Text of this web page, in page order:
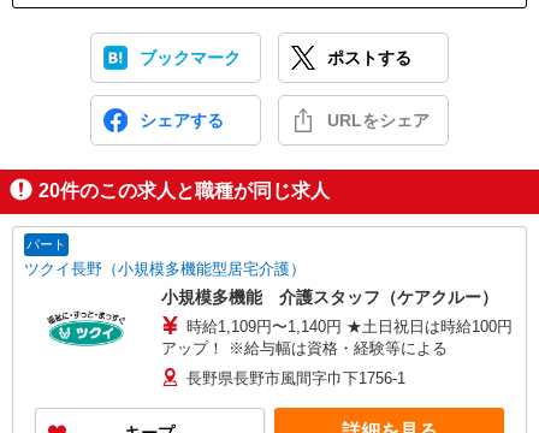
ブックマーク ポストする
シェアする URLをシェア
20件のこの求人と職種が同じ求人
パート
ツクイ長野（小規模多機能型居宅介護）
小規模多機能 介護スタッフ（ケアクルー）
時給1,109円〜1,140円 ★土日祝日は時給100円
アップ！ ※給与幅は資格・経験等による
長野県長野市風間字巾下1756-1